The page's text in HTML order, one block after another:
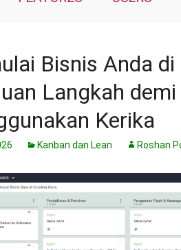
Bisnis Anda
Langkah
Kerika
Kanban dan Lean Roshan